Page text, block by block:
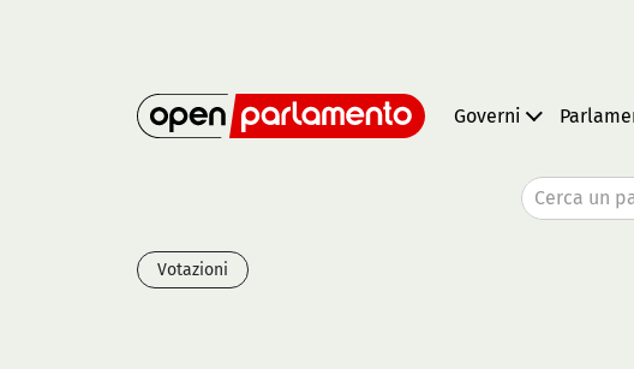
Governi
Cerca un
Votazioni